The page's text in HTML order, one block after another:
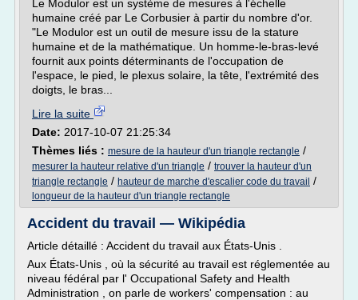
Le Modulor est un système de mesures à l'échelle
humaine créé par Le Corbusier à partir du nombre d'or.
"Le Modulor est un outil de mesure issu de la stature
humaine et de la mathématique. Un homme-le-bras-levé
fournit aux points déterminants de l'occupation de
l'espace, le pied, le plexus solaire, la tête, l'extrémité des
doigts, le bras...
Lire la suite
Date: 2017-10-07 21:25:34
Thèmes liés : mesure de la hauteur d'un triangle rectangle /
mesurer la hauteur relative d'un triangle / trouver la hauteur d'un
triangle rectangle / hauteur de marche d'escalier code du travail /
longueur de la hauteur d'un triangle rectangle
Accident du travail — Wikipédia
Article détaillé : Accident du travail aux États-Unis .
Aux États-Unis , où la sécurité au travail est réglementée au
niveau fédéral par l' Occupational Safety and Health
Administration , on parle de workers' compensation : au